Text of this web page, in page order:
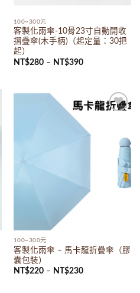
100~300元
客製化雨傘-10骨23寸自動開收
摺疊傘(木手柄)（起定量：30把
起）
NT$280– NT$390
100~300元
客製化雨傘 – 馬卡龍折疊傘（膠
囊包裝）
NT$220– NT$230